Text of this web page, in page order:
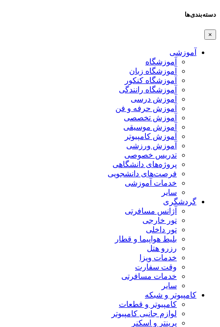
دسته‌بندی‌ها
×
آموزشی
آموزشگاه
آموزشگاه زبان
آموزشگاه کنکور
آموزشگاه رانندگی
آموزش درسی
آموزش حرفه و فن
آموزش تخصصی
آموزش موسیقی
آموزش کامپیوتر
آموزش ورزشی
تدریس خصوصی
پروژه‌های دانشگاهی
فرصت‌های دانشجویی
خدمات آموزشی
سایر
گردشگری
آژانس مسافرتی
تور خارجی
تور داخلی
بلیط هواپیما و قطار
رزرو هتل
خدمات ویزا
وقت سفارت
خدمات مسافرتی
سایر
کامپیوتر و شبکه
کامپیوتر و قطعات
لوازم جانبی کامپیوتر
پرینتر و اسکنر